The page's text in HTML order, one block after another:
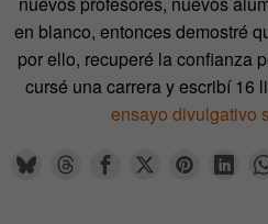
en blanco, entonces demostré
por ello, recuperé la confianza
cursé una carrera y escribí 16
ensayo divulgativo